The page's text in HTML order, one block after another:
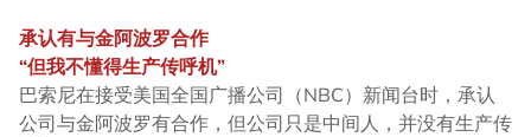
承认有与金阿波罗合作
“但我不懂得生产传呼机”
巴索尼在接受美国全国广播公司（NBC）新闻台时，承认
公司与金阿波罗有合作，但公司只是中间人，并没有生产传